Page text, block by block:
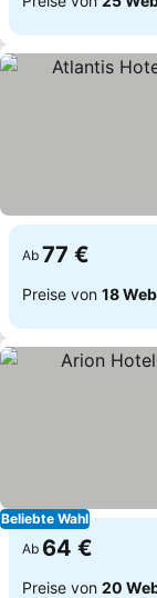
Ab 77 €
Preise von 18
Beliebte Wahl
Ab 64 €
Preise von 20